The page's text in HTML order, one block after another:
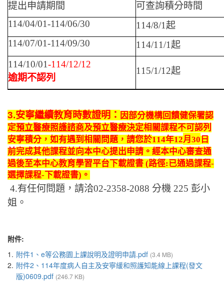
提出申請期間
可查詢積分時間
114/04/01-114/06/30
114/8/1 起
114/07/01-114/09/30
114/11/1 起
114/10/01-114/12/12
逾期不認列
115/1/12起
3.安寧繼續教育時數證明： 因部分機構回饋健保署認
定預立醫療照護諮商及預立醫療決定相關課程不可認列
安寧積分，如有遇到相關問題，請您於114年12月 30 日
前完成其他課程並向本中心提出申請。經本中心審查通
過後至本中心教育學習平台下載證書 (路徑:已通過課程-
選擇課程-下載證書) 。
4.有任何問題，請洽02-2358-2088 分機 225 彭小
姐。
附件:
1. 附件1、e等公務園上課說明及證明申請.pdf (3.4 MB)
2. 附件2、114年度病人自主及安寧緩和照護知能線上課程(發文
版)0609.pdf (246.7 KB)